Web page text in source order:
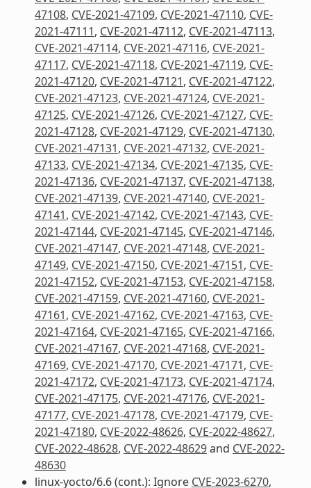
47108, CVE-2021-47109, CVE-2021-47110, CVE-
2021-47111, CVE-2021-47112, CVE-2021-47113,
CVE-2021-47114, CVE-2021-47116, CVE-2021-
47117, CVE-2021-47118, CVE-2021-47119, CVE-
2021-47120, CVE-2021-47121, CVE-2021-47122,
CVE-2021-47123, CVE-2021-47124, CVE-2021-
47125, CVE-2021-47126, CVE-2021-47127, CVE-
2021-47128, CVE-2021-47129, CVE-2021-47130,
CVE-2021-47131, CVE-2021-47132, CVE-2021-
47133, CVE-2021-47134, CVE-2021-47135, CVE-
2021-47136, CVE-2021-47137, CVE-2021-47138,
CVE-2021-47139, CVE-2021-47140, CVE-2021-
47141, CVE-2021-47142, CVE-2021-47143, CVE-
2021-47144, CVE-2021-47145, CVE-2021-47146,
CVE-2021-47147, CVE-2021-47148, CVE-2021-
47149, CVE-2021-47150, CVE-2021-47151, CVE-
2021-47152, CVE-2021-47153, CVE-2021-47158,
CVE-2021-47159, CVE-2021-47160, CVE-2021-
47161, CVE-2021-47162, CVE-2021-47163, CVE-
2021-47164, CVE-2021-47165, CVE-2021-47166,
CVE-2021-47167, CVE-2021-47168, CVE-2021-
47169, CVE-2021-47170, CVE-2021-47171, CVE-
2021-47172, CVE-2021-47173, CVE-2021-47174,
CVE-2021-47175, CVE-2021-47176, CVE-2021-
47177, CVE-2021-47178, CVE-2021-47179, CVE-
2021-47180, CVE-2022-48626, CVE-2022-48627,
CVE-2022-48628, CVE-2022-48629and CVE-2022-
48630
linux-yocto/6.6 (cont.): Ignore CVE-2023-6270,